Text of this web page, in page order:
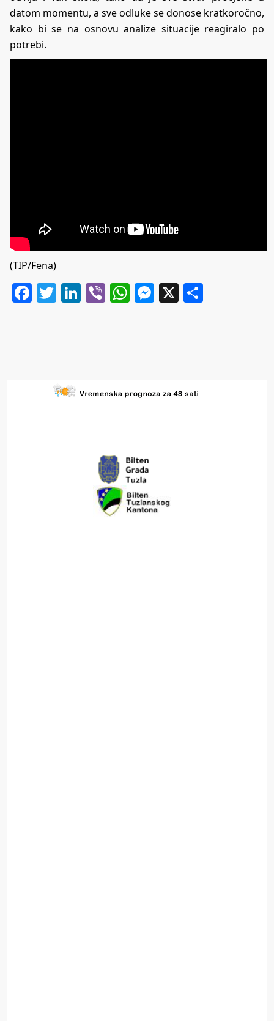
datom momentu, a sve odluke se donose kratkoročno,
kako bi se na osnovu analize situacije reagiralo po
potrebi.
(TIP/Fena)
Facebook
Twitter
LinkedIn
ViberWhatsApp
Messenger
X